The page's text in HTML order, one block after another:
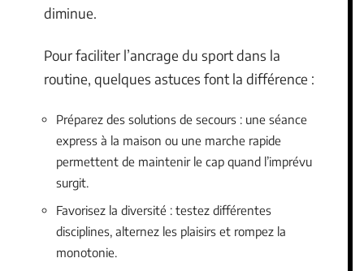
diminue.
Pour faciliter l’ancrage du sport dans la
routine, quelques astuces font la différence :
Préparez des solutions de secours : une séance
express à la maison ou une marche rapide
permettent de maintenir le cap quand l’imprévu
surgit.
Favorisez la diversité : testez différentes
disciplines, alternez les plaisirs et rompez la
monotonie.